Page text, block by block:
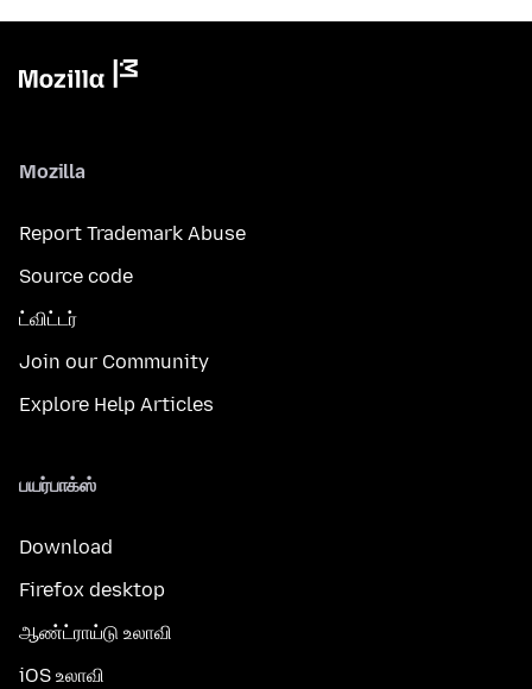
Mozilla
Report Trademark Abuse
Source code
ட்விட்டர்
Join our Community
Explore Help Articles
பயர்பாக்ஸ்
Download
Firefox desktop
ஆண்ட்ராய்டு உலாவி
iOS உலாவி